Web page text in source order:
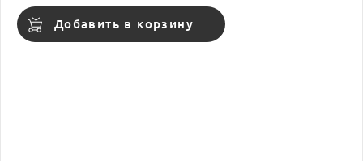
Добавить в корзину